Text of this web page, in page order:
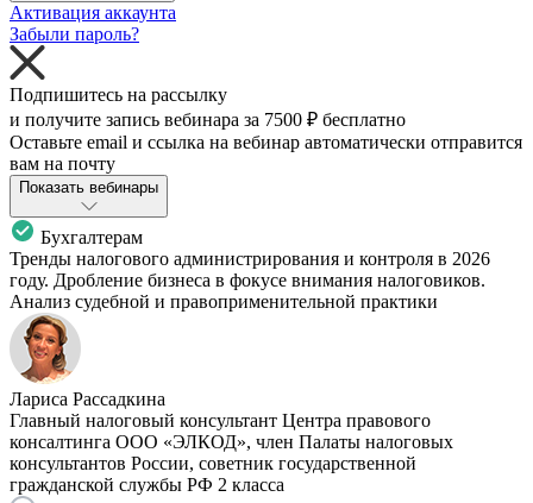
Активация аккаунта
Забыли пароль?
Подпишитесь на рассылку
и получите запись вебинара за 7500 ₽ бесплатно
Оставьте email и ссылка на вебинар автоматически отправится
вам на почту
Показать вебинары
Бухгалтерам
Тренды налогового администрирования и контроля в 2026
году. Дробление бизнеса в фокусе внимания налоговиков.
Анализ судебной и правоприменительной практики
Лариса Рассадкина
Главный налоговый консультант Центра правового
консалтинга ООО «ЭЛКОД», член Палаты налоговых
консультантов России, советник государственной
гражданской службы РФ 2 класса